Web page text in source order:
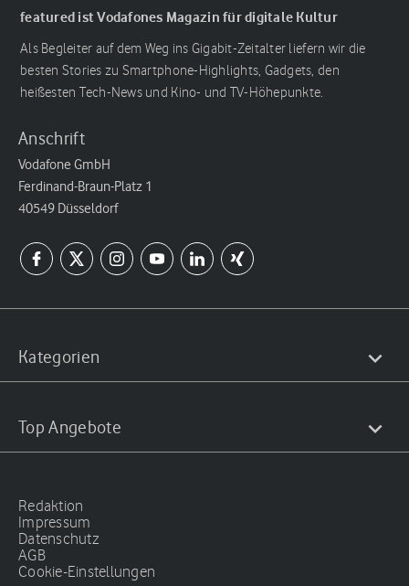
featured ist Vodafones Magazin für digitale Kultur
Als Begleiter auf dem Weg ins Gigabit-Zeitalter liefern wir die
besten Stories zu Smartphone-Highlights, Gadgets, den
heißesten Tech-News und Kino- und TV-Höhepunkte.
Anschrift
Vodafone GmbH
Ferdinand-Braun-Platz 1
40549 Düsseldorf
Kategorien
Top Angebote
Redaktion
Impressum
Datenschutz
AGB
Cookie-Einstellungen